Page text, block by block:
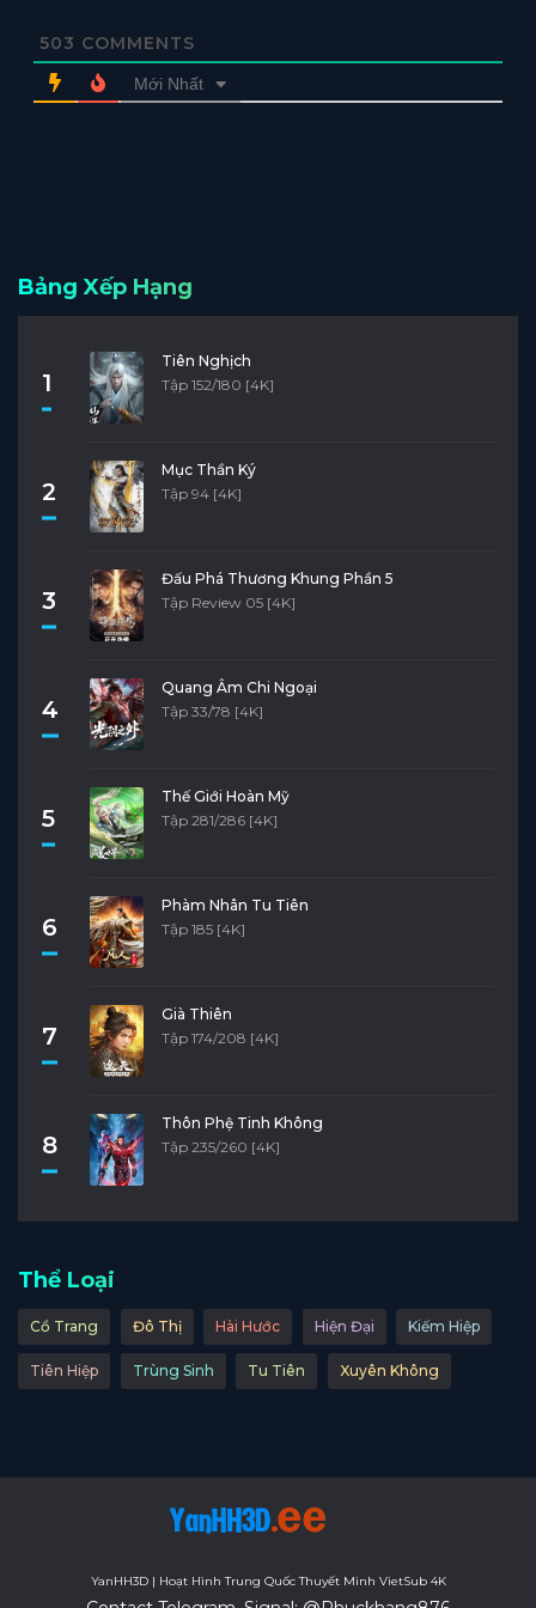
503 COMMENTS
Mới Nhất
Bảng Xếp Hạng
1
Tiên Nghịch
Tập 152/180 [4K]
2
Mục Thần Ký
Tập 94 [4K]
3
Đấu Phá Thương Khung Phần 5
Tập Review 05 [4K]
4
Quang Âm Chi Ngoại
Tập 33/78 [4K]
5
Thế Giới Hoàn Mỹ
Tập 281/286 [4K]
6
Phàm Nhân Tu Tiên
Tập 185 [4K]
7
Già Thiên
Tập 174/208 [4K]
8
Thôn Phệ Tinh Không
Tập 235/260 [4K]
Thể Loại
Cổ Trang Đô Thị Hài Hước Hiện Đại Kiếm Hiệp
Tiên Hiệp Trùng Sinh Tu Tiên Xuyên Không
YanHH3D | Hoạt Hình Trung Quốc Thuyết Minh VietSub 4K